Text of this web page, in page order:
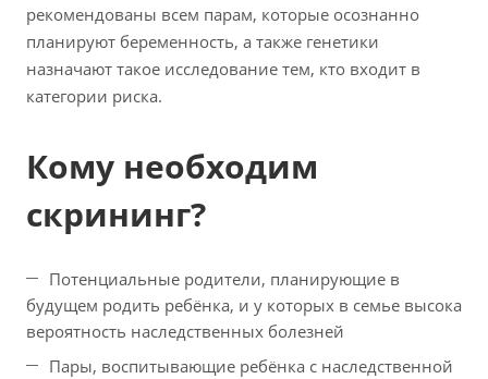
рекомендованы всем парам, которые осознанно
планируют беременность, а также генетики
назначают такое исследование тем, кто входит в
категории риска.
Кому необходим
скрининг?
Потенциальные родители, планирующие в
будущем родить ребёнка, и у которых в семье высока
вероятность наследственных болезней
Пары, воспитывающие ребёнка с наследственной